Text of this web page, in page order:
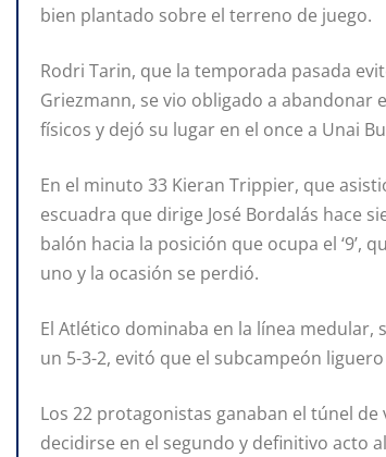
bien plantado sobre el terreno de juego.
Rodri Tarin, que la temporada pasada
Griezmann, se vio obligado a
físicos y dejó su lugar en el once a Unai
En el minuto 33 Kieran Trippier, que
escuadra que dirige José Bordalás hace
balón hacia la posición que ocupa el
uno y la ocasión se perdió.
El Atlético dominaba en la línea
un 5-3-2, evitó que el subcampeón
Los 22 protagonistas ganaban el túnel
decidirse en el segundo y definitivo acto